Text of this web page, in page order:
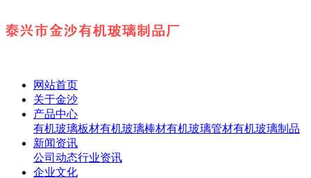
网站首页
关于金沙
产品中心
有机玻璃板材有机玻璃棒材有机玻璃管材有机玻璃制品
新闻资讯
公司动态行业资讯
企业文化